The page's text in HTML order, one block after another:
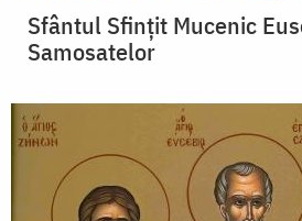
Sfântul Sfințit Mucenic
Samosatelor